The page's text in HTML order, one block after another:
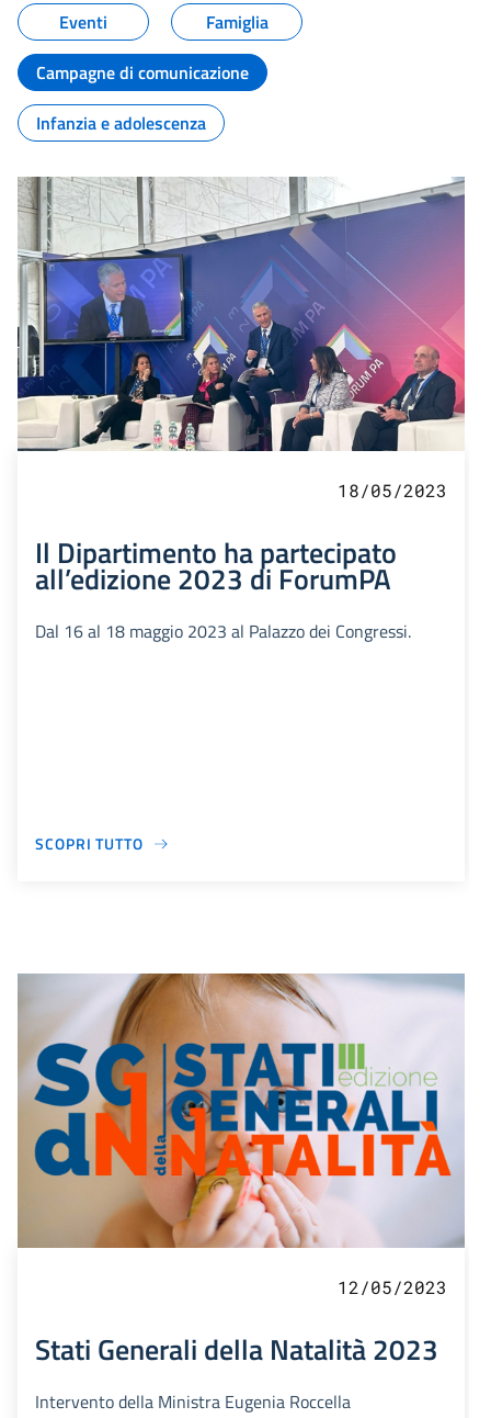
Eventi
Famiglia
Campagne di comunicazione
Infanzia e adolescenza
18/05/2023
Il Dipartimento ha partecipato
all’edizione 2023 di ForumPA
Dal 16 al 18 maggio 2023 al Palazzo dei Congressi.
SCOPRI TUTTO
12/05/2023
Stati Generali della Natalità 2023
Intervento della Ministra Eugenia Roccella